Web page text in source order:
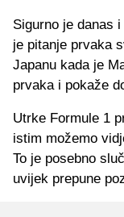
Sigurno je danas
je pitanje prvaka
Japanu kada je
prvaka i pokaže
Utrke Formule 1
istim možemo
To je posebno
uvijek prepune